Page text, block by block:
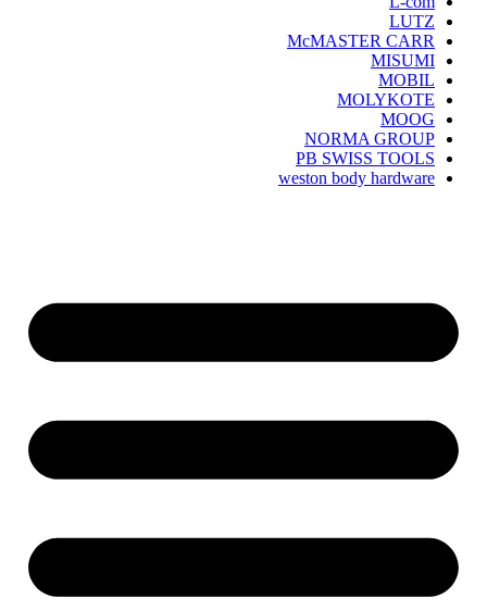
LUTZ
McMASTER CARR
MISUMI
MOBIL
MOLYKOTE
MOOG
NORMA GROUP
PB SWISS TOOLS
weston body hardware